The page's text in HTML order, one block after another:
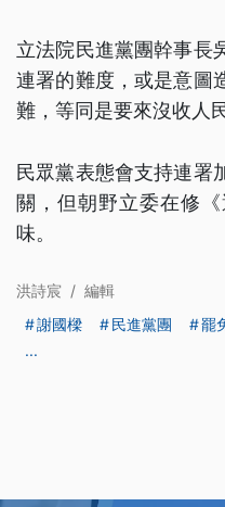
立法院民進黨團幹事長
連署的難度，或是意圖
難，等同是要來沒收人
民眾黨表態會支持連署
關，但朝野立委在修
味。
洪詩宸 / 編輯
謝國樑
民進黨團 罷
...